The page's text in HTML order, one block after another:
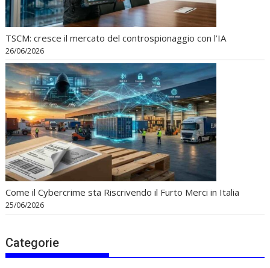
TSCM: cresce il mercato del controspionaggio con l’IA
26/06/2026
Come il Cybercrime sta Riscrivendo il Furto Merci in Italia
25/06/2026
Categorie